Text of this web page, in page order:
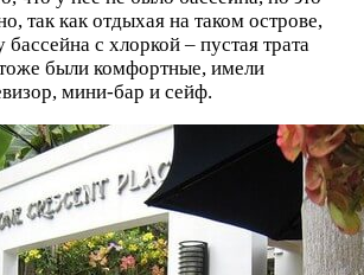
так как отдыхая на таком острове,
с хлоркой – пустая трата
были комфортные, имели
мини-бар и сейф.